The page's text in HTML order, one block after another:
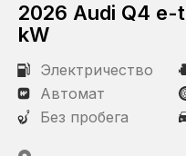
2026 Audi Q4 e-
kW
Электричество
Автомат
Без пробега